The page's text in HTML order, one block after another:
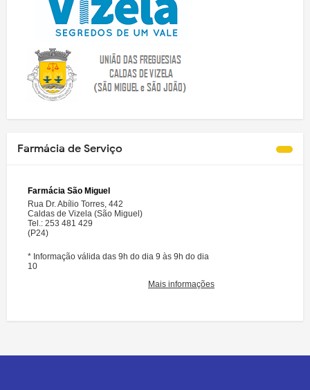
Farmácia de Serviço